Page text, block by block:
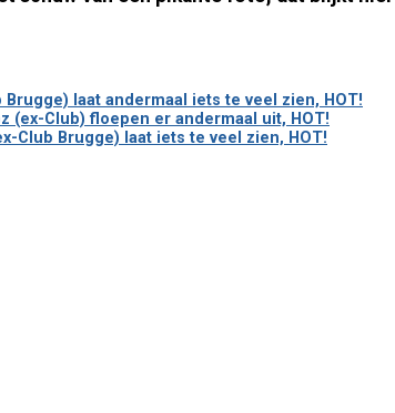
Brugge) laat andermaal iets te veel zien, HOT!
(ex-Club) floepen er andermaal uit, HOT!
Club Brugge) laat iets te veel zien, HOT!